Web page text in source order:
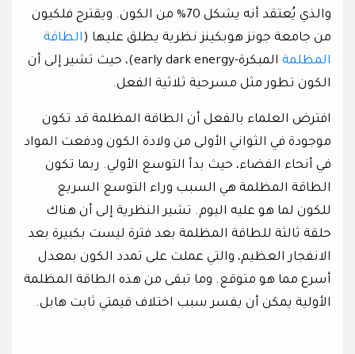
والذي يُعتقد أنه يشكل 70% من الكون. ويقترح فلكيون
من جامعة جونز هوبكينز نظرية يطلق عليها ( الطاقة
المظلمة
المبكرة-early dark energy)، حيث تشير إلى أن
الكون تطور مثل مسرحية ثلاثية الفعل.
افترض العلماء بالفعل أن الطاقة المظلمة قد تكون
موجودة في الثواني الأولى من ولادة الكون ودفعت المواد
في أنحاء الفضاء، حيث بدأ التوسع الأولي. ربما تكون
الطاقة المظلمة هي السبب وراء التوسع السريع
للكون لما هو عليه اليوم. تشير النظرية إلى أن هناك
حلقة ثالثة للطاقة المظلمة بعد فترة ليست بكبيرة بعد
الانفجار العظيم، والتي عملت على تمدد الكون بمعدل
أسرع مما هو متوقع. وما تبقى من هذه الطاقة المظلمة
الأولية يمكن أن يفسر سبب اختلاف قيمتي ثابت هابل.